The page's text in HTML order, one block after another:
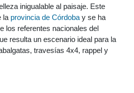
inigualable al paisaje. Este
la provincia de Córdoba y se ha
los referentes nacionales del
resulta un escenario ideal para la
travesías 4x4, rappel y